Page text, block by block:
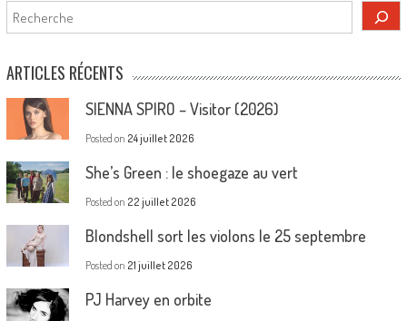
Rechercher
ARTICLES RÉCENTS
SIENNA SPIRO – Visitor (2026)
Posted on 24 juillet 2026
She’s Green : le shoegaze au vert
Posted on 22 juillet 2026
Blondshell sort les violons le 25 septembre
Posted on 21 juillet 2026
PJ Harvey en orbite